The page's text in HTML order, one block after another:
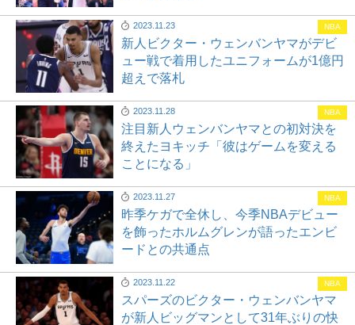
2023.11.23
新人ビクター・ウェンバンヤマがデビ
ュー戦で着用したユニフォームが1億円
超えで落札
NBA
2023.11.28
注目新人ウェンバンヤマとの初対決を
終えたヨキッチ「彼はゲームを変える
ことになる」
NBA
2023.11.27
昨季ケガで全休し、今季NBAデビュー
を飾ったホルムグレンが語ったエンビ
ードとの共通点
NBA
2023.11.22
スパーズのビクター・ウェンバンヤマ
が新人ビッグマンとして31年ぶりの快
NBA